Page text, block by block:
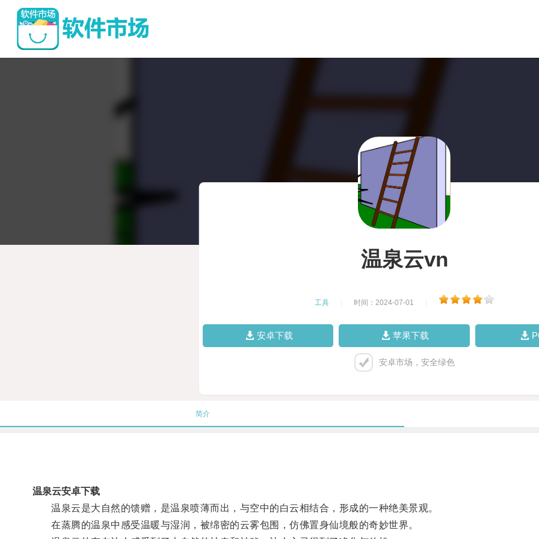
温泉云vn
工具 时间：2024-07-01
安卓下载 苹果下载
安卓市场，安全绿色
简介
温泉云安卓下载
温泉云是大自然的馈赠，是温泉喷薄而出，与空中的白云相结合，形成的一种绝美景观。
在蒸腾的温泉中感受温暖与湿润，被绵密的云雾包围，仿佛置身仙境般的奇妙世界。